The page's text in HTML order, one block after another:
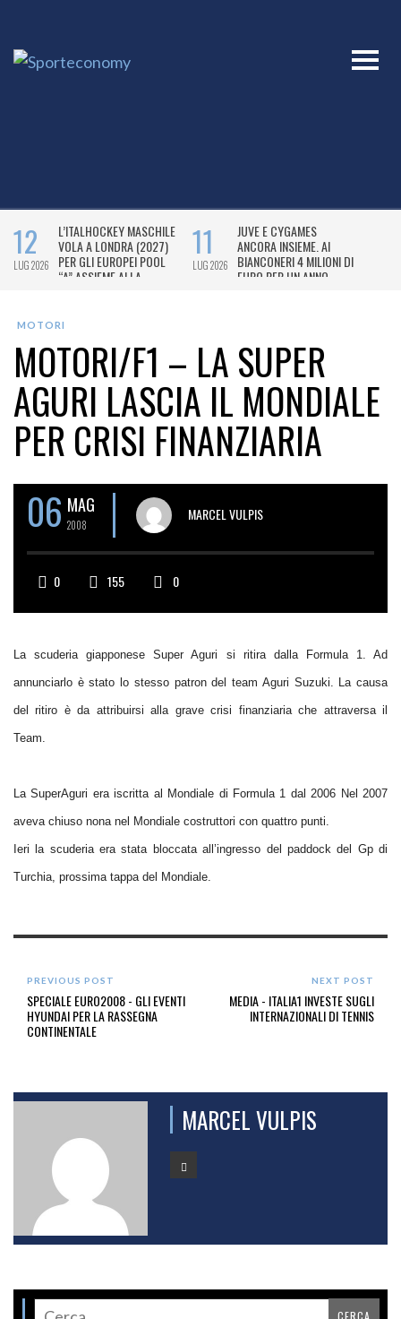
MOTORI
MOTORI/F1 – LA SUPER
AGURI LASCIA IL MONDIALE
PER CRISI FINANZIARIA
06 MAG
2008
MARCEL VULPIS
0 155 0
La scuderia giapponese Super Aguri si ritira dalla Formula 1. Ad
annunciarlo è stato lo stesso patron del team Aguri Suzuki. La causa
del ritiro è da attribuirsi alla grave crisi finanziaria che attraversa il
Team.
La SuperAguri era iscritta al Mondiale di Formula 1 dal 2006 Nel 2007
aveva chiuso nona nel Mondiale costruttori con quattro punti
Ieri la scuderia era stata bloccata all’ingresso del paddock del Gp di
Turchia, prossima tappa del Mondiale.
PREVIOUS POST
SPECIALE EURO2008 - GLI EVENTI
HYUNDAI PER LA RASSEGNA
CONTINENTALE
NEXT POST
MEDIA - ITALIA1 INVESTE SUGLI
INTERNAZIONALI DI TENNIS
MARCEL VULPIS